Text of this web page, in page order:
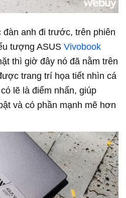
đàn anh đi trước, trên phiên
tượng ASUS Vivobook
thì giờ đây nó đã nằm trên
trang trí họa tiết nhìn cá
lẽ là điểm nhấn, giúp
và có phần mạnh mẽ hơn